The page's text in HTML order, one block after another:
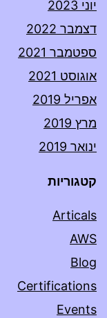
יוני 2023
דצמבר 2022
ספטמבר 2021
אוגוסט 2021
אפריל 2019
מרץ 2019
ינואר 2019
קטגוריות
Articals
AWS
Blog
Certifications
Events